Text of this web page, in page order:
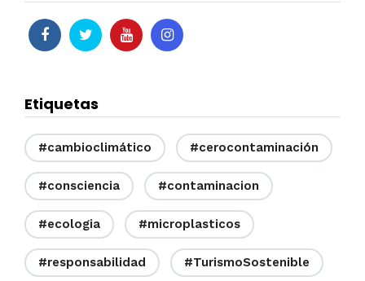
Etiquetas
#cambioclimático #cerocontaminación
#consciencia #contaminacion
#ecologia #microplasticos
#responsabilidad #TurismoSostenible